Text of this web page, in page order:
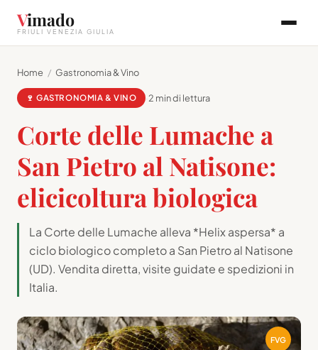
Vimado
FRIULI VENEZIA GIULIA
Home / Gastronomia & Vino
🍷 GASTRONOMIA & VINO ·2 min di lettura
Corte delle Lumache a
San Pietro al Natisone:
elicicoltura biologica
La Corte delle Lumache alleva *Helix aspersa* a
ciclo biologico completo a San Pietro al Natisone
(UD). Vendita diretta, visite guidate e spedizioni in
Italia.
FVG